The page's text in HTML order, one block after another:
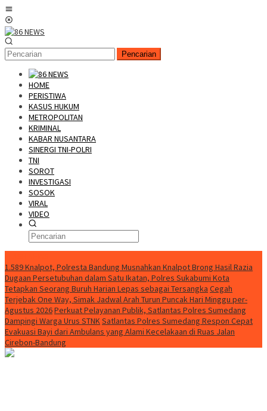
Loncat
ke
konten
Pencarian
HOME
PERISTIWA
KASUS HUKUM
METROPOLITAN
KRIMINAL
KABAR NUSANTARA
SINERGI TNI-POLRI
TNI
SOROT
INVESTIGASI
SOSOK
VIRAL
VIDEO
1.589 Knalpot, Polresta Bandung Musnahkan Knalpot Brong Hasil Razia
Dugaan Persetubuhan dalam Satu Ikatan, Polres Sukabumi Kota
Tetapkan Seorang Buruh Harian Lepas sebagai Tersangka Cegah
Terjebak One Way, Simak Jadwal Arah Turun Puncak Hari Minggu per-
Agustus 2026Perkuat Pelayanan Publik, Satlantas Polres Sumedang
Dampingi Warga Urus STNKSatlantas Polres Sumedang Respon Cepat
Evakuasi Bayi dari Ambulans yang Alami Kecelakaan di Ruas Jalan
Cirebon-Bandung